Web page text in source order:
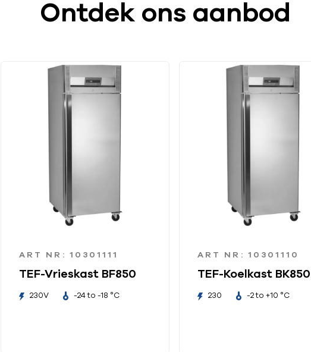
Ontdek ons aanbod
ART NR: 10301111
TEF-Vrieskast BF850
230V -24 to -18 °C
ART NR: 10301110
TEF-Koelkast BK850
230 -2 to +10 °C